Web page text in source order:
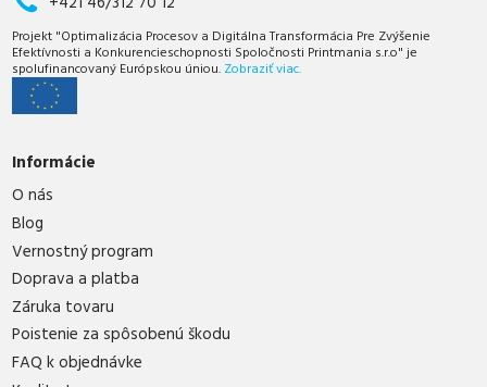
Projekt "Optimalizácia Procesov a Digitálna Transformácia Pre Zvýšenie
Efektívnosti a Konkurencieschopnosti Spoločnosti Printmania s.r.o" je
spolufinancovaný Európskou úniou. Zobraziť viac.
Informácie
O nás
Blog
Vernostný program
Doprava a platba
Záruka tovaru
Poistenie za spôsobenú škodu
FAQ k objednávke